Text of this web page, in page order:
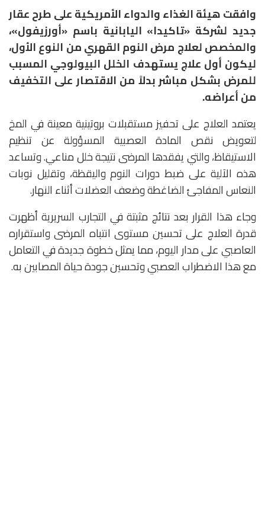
وافقت هيئة الغذاء والدواء الأمريكية على طرح عقار
جديد لشركة «تاكيدا» اليابانية باسم «أورزيفول»،
والمخصص لعلاج مرض النوم القهري من النوع الأول،
ليكون أول علاج يستهدف الخلل البيولوجي المسبب
للمرض بشكل مباشر بدلاً من الاقتصار على التخفيف
من أعراضه.
يعتمد العلاج على تحفيز مستقبلات بروتينية معينة في المخ
لتعويض نقص المادة العصبية المسؤولة عن تنظيم
الاستيقاظ، والتي يفقدها المرضى نتيجة خلل مناعي. وتساعد
هذه الآلية على ضبط دورات النوم واليقظة، وتقليل نوبات
النعاس المفاجئ الضاغطة وضعف العضلات أثناء النهار.
وجاء هذا القرار بعد نتائج مثبتة في التجارب السريرية أظهرت
قدرة العلاج على تحسين مستوى انتباه المرضى واستقراره
العاصبي على مدار اليوم، مما يمثل خطوة جديدة في التعامل
مع هذا الاضطراب العصبي وتحسين جودة حياة المصابين به.